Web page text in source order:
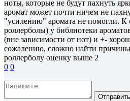
ноты, которые не будут пахнуть
аромат может почти ничем не
"усилению" аромата не помогли. К
роллерболы) у библиотеки
(вне зависимости от нот) и +-
сожалению, сложно найти причины
роллерболу оценку выше 2
0 0
Отправить